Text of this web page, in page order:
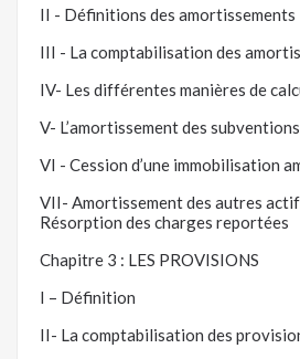
II - Définitions des amortissements
III - La comptabilisation des
IV- Les différentes manières de
V- L’amortissement des
VI - Cession d’une immobilisation
VII- Amortissement des autres
Résorption des charges reportées
Chapitre 3 : LES PROVISIONS
I – Définition
II- La comptabilisation des